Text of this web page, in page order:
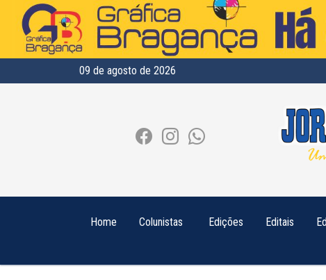
09 de agosto de 2026
Home Colunistas Edições Editais